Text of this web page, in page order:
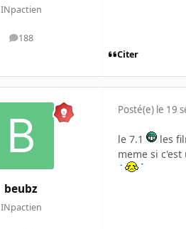
INpactien
188
messages
Citer
beubz
INpactien
Posté(e) le 19
le 7.1
les
meme si